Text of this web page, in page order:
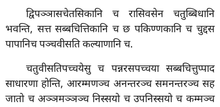
द्विपञ्ञासचेतसिकानि च रासिवसेन चतुब्बिधानि
भवन्ति, सत्त सब्बचित्तिकानि च छ पकिण्णकानि च चुद्दस
पापानिच पञ्चवीसति कल्याणानि च.
चतुवीसतिपच्चयेसु च पन्नरसपच्चया सब्बचित्तुप्पाद
साधारणा होन्ति, आरम्मणञ्च अनन्तरञ्च समनन्तरञ्च सह
जातो च अञ्ञमञ्ञञ्च निस्सयो च उपनिस्सयो च कम्मञ्च